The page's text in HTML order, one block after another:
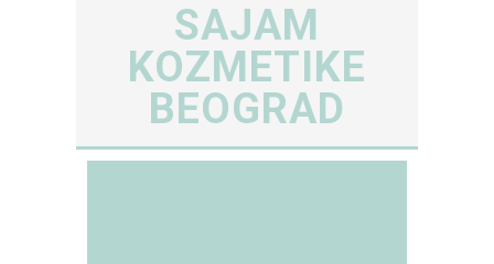
SAJAM
KOZMETIKE
BEOGRAD